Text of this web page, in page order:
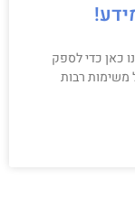
כאן כדי לספק
משימות רבות